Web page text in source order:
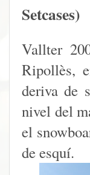
Setcases)
Vallter
Ripollès,
deriva de
nivel del
el
de esquí.